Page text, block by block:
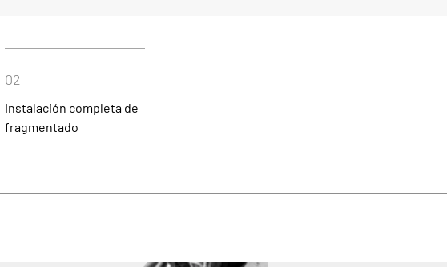
02
Instalación completa de
fragmentado